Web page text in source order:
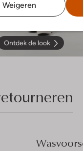
Weigeren
Ontdek de look